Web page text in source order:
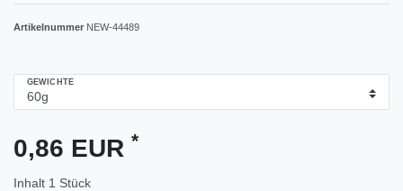
Artikelnummer NEW-44489
GEWICHTE
0,86 EUR *
Inhalt 1 Stück